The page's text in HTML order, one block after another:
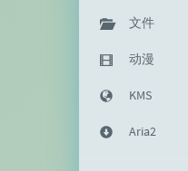
文件
动漫
KMS
Aria2